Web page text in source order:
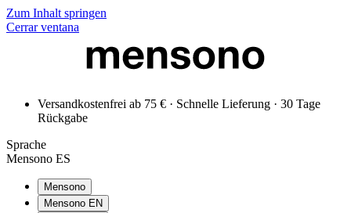
Zum Inhalt springen
Cerrar ventana
Versandkostenfrei ab 75 € · Schnelle Lieferung · 30 Tage
Rückgabe
Sprache
Mensono ES
Mensono
Mensono EN